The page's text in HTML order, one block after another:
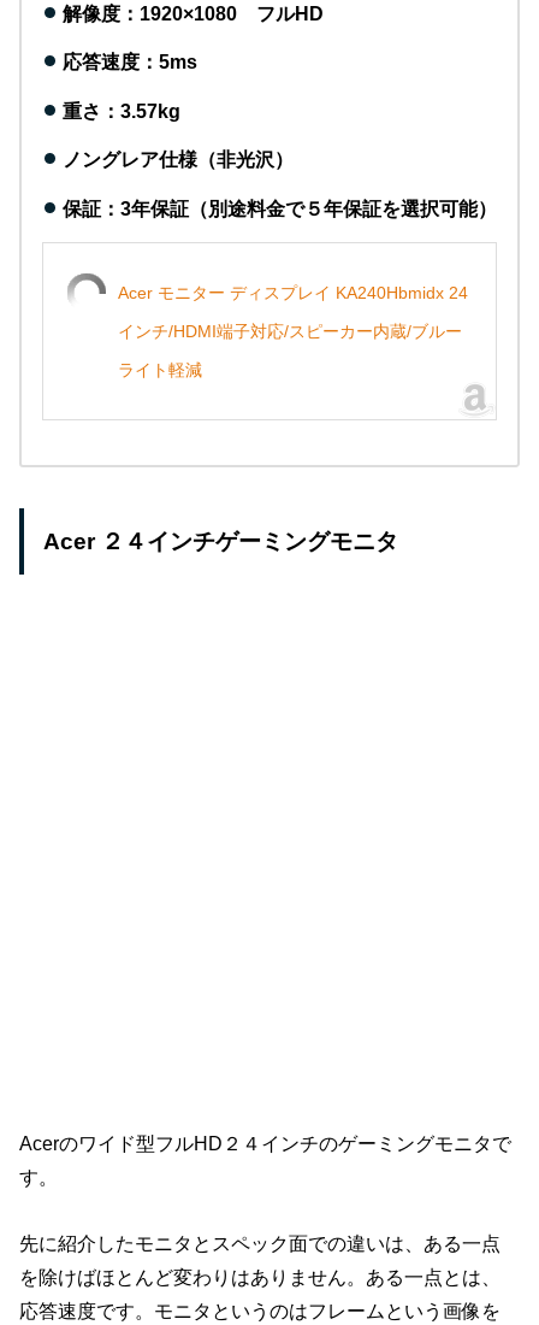
解像度：1920×1080 フルHD
応答速度：5ms
重さ：3.57kg
ノングレア仕様（非光沢）
保証：3年保証（別途料金で５年保証を選択可能）
Acer モニター ディスプレイ KA240Hbmidx 24
インチ/HDMI端子対応/スピーカー内蔵/ブルー
ライト軽減
Acer ２４インチゲーミングモニタ
Acerのワイド型フルHD２４インチのゲーミングモニタで
す。
先に紹介したモニタとスペック面での違いは、ある一点
を除けばほとんど変わりはありません。ある一点とは、
応答速度です。モニタというのはフレームという画像を